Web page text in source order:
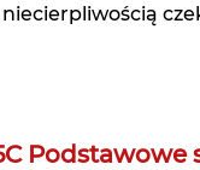
Podstawowe